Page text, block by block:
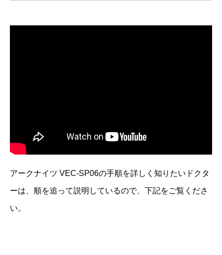
アークナイツ VEC-SP06の手順を詳しく知りたいドクタ
ーは、順を追って説明しているので、下記をご覧くださ
い。